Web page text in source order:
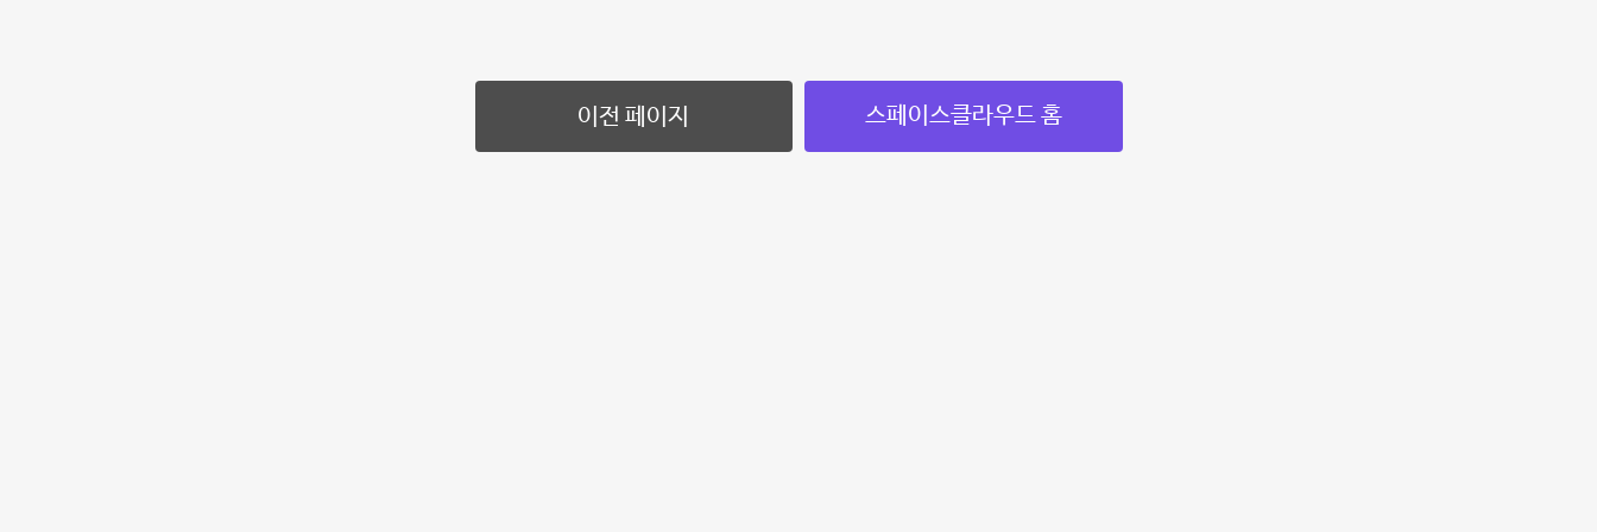
이전 페이지 스페이스클라우드 홈